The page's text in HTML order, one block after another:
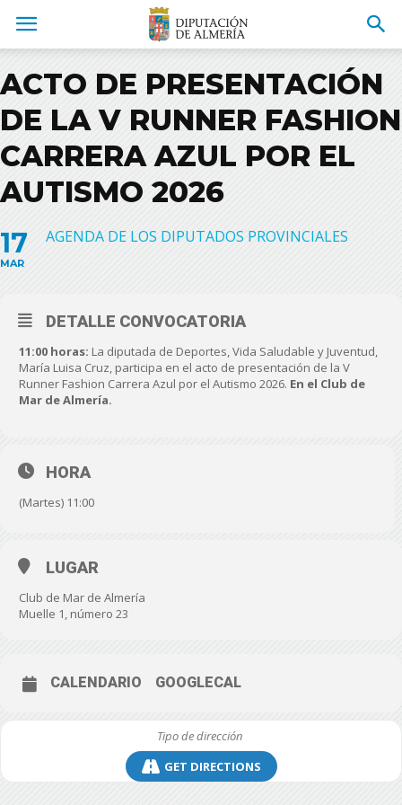
ACTO DE PRESENTACIÓN
DE LA V RUNNER FASHION
CARRERA AZUL POR EL
AUTISMO 2026
17
MAR
AGENDA DE LOS DIPUTADOS PROVINCIALES
DETALLE CONVOCATORIA
11:00 horas: La diputada de Deportes, Vida Saludable y Juventud,
María Luisa Cruz, participa en el acto de presentación de la V
Runner Fashion Carrera Azul por el Autismo 2026. En el Club de
Mar de Almería.
HORA
(Martes) 11:00
LUGAR
Club de Mar de Almería
Muelle 1, número 23
CALENDARIO GOOGLECAL
GET DIRECTIONS